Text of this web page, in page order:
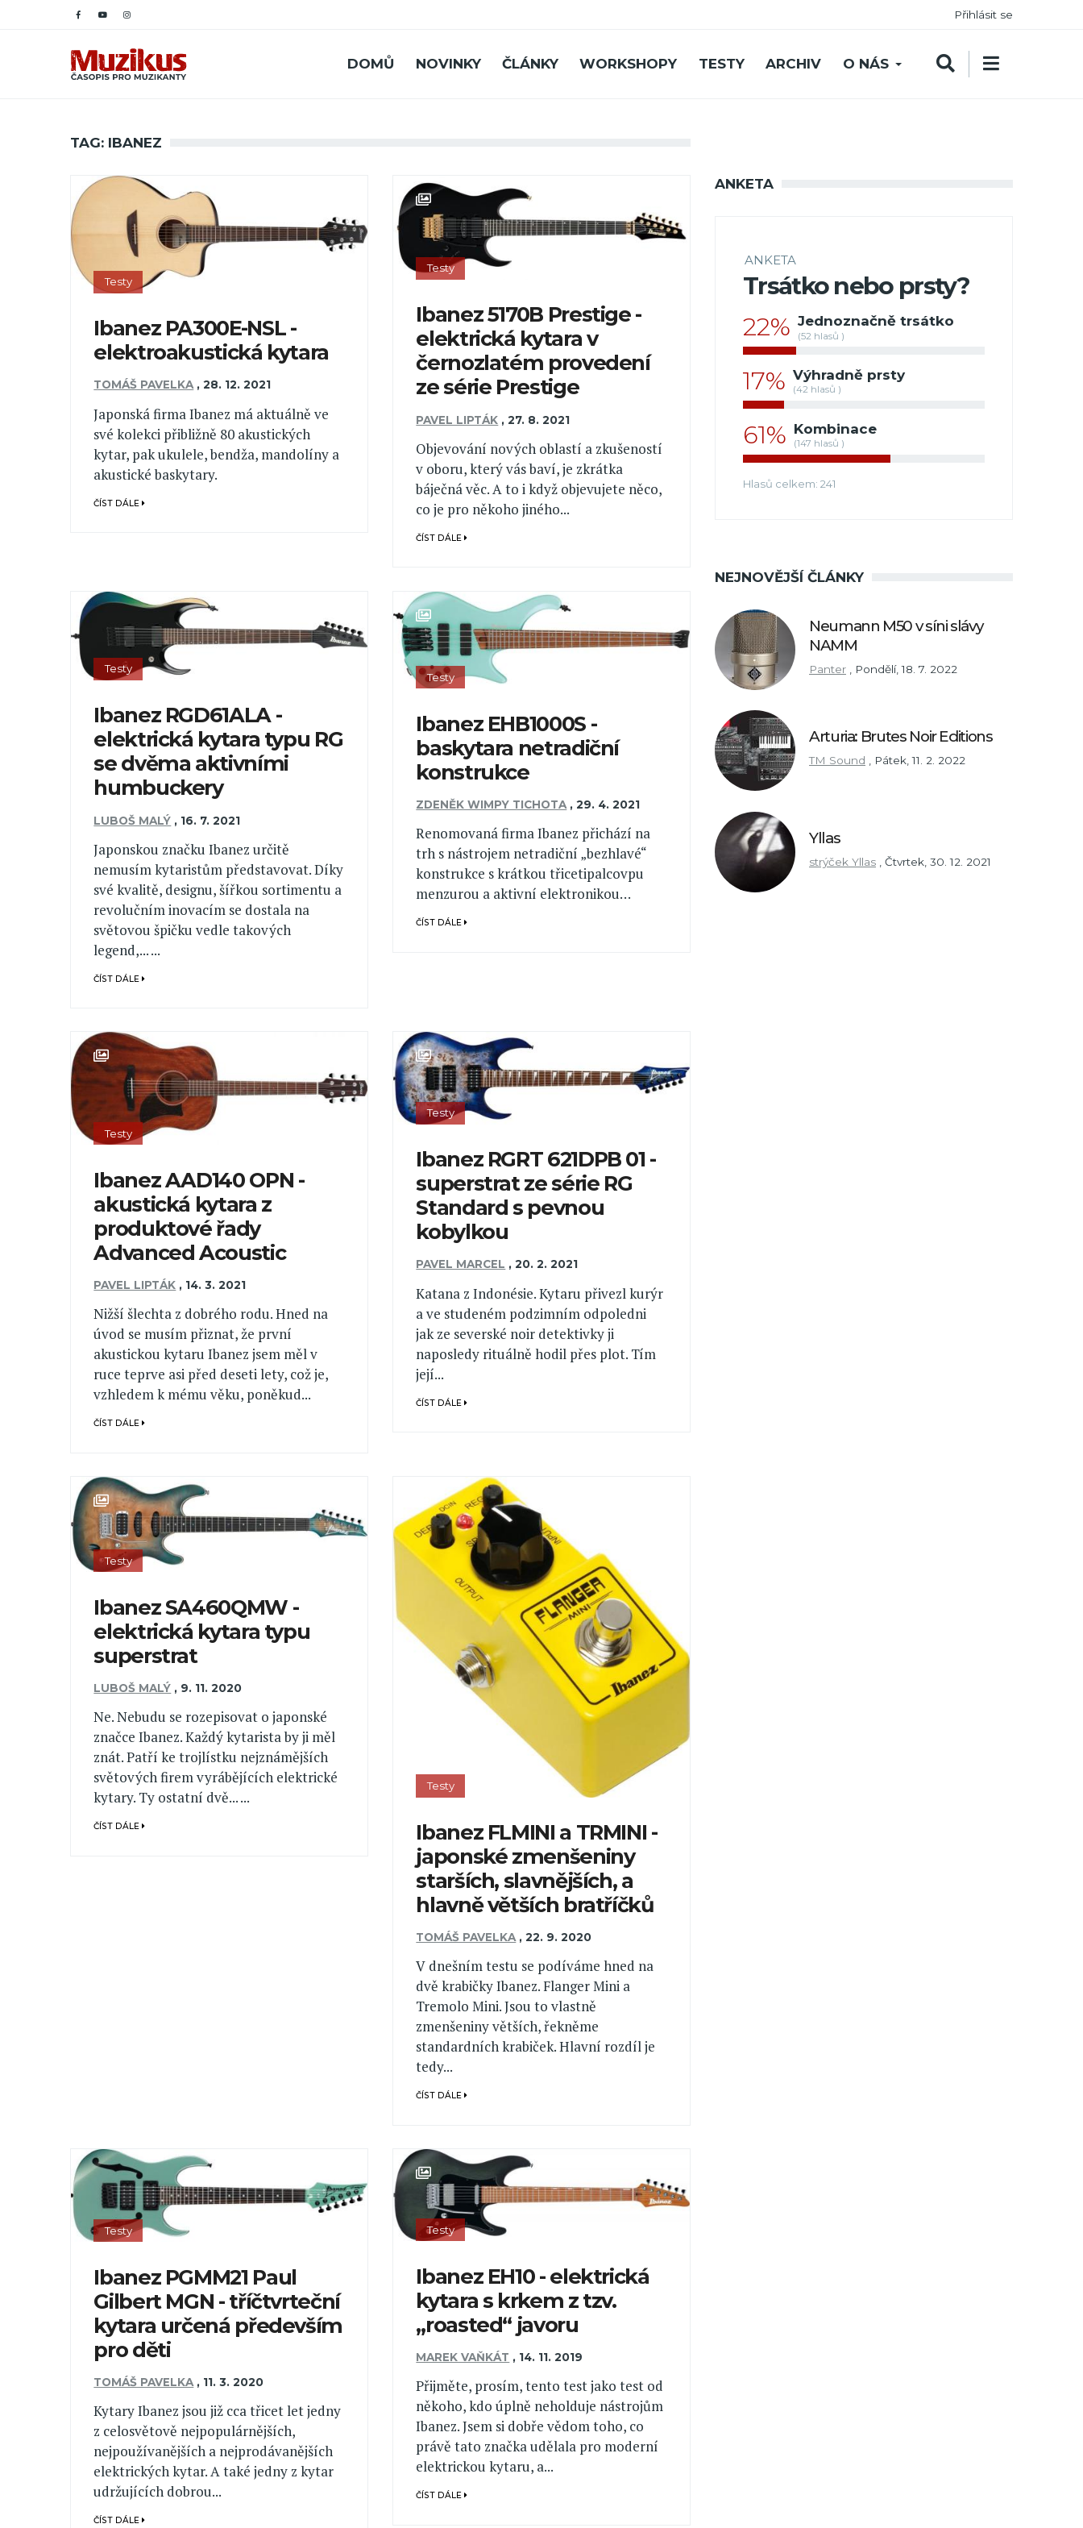
Přihlásit se
DOMŮ NOVINKY ČLÁNKY WORKSHOPY TESTY ARCHIV O NÁS
TAG: IBANEZ
Testy
Ibanez PA300E-NSL -
elektroakustická kytara
TOMÁŠ PAVELKA ,28. 12. 2021
Japonská firma Ibanez má aktuálně ve
své kolekci přibližně 80 akustických
kytar, pak ukulele, bendža, mandolíny a
akustické baskytary.
ČÍST DÁLE
Testy
Ibanez 5170B Prestige -
elektrická kytara v
černozlatém provedení
ze série Prestige
PAVEL LIPTÁK ,27. 8. 2021
Objevování nových oblastí a zkušeností
v oboru, který vás baví, je zkrátka
báječná věc. A to i když objevujete něco,
co je pro někoho jiného...
ČÍST DÁLE
Testy
Ibanez RGD61ALA -
elektrická kytara typu RG
se dvěma aktivními
humbuckery
LUBOŠ MALÝ , 16. 7. 2021
Japonskou značku Ibanez určitě
nemusím kytaristům představovat. Díky
své kvalitě, designu, šířkou sortimentu a
revolučním inovacím se dostala na
světovou špičku vedle takových
legend,... ...
ČÍST DÁLE
Testy
Ibanez EHB1000S -
baskytara netradiční
konstrukce
ZDENĚK WIMPY TICHOTA ,29. 4. 2021
Renomovaná firma Ibanez přichází na
trh s nástrojem netradiční „bezhlavé“
konstrukce s krátkou třicetipalcovpu
menzurou a aktivní elektronikou…
ČÍST DÁLE
Testy
Ibanez AAD140 OPN -
akustická kytara z
produktové řady
Advanced Acoustic
PAVEL LIPTÁK , 14. 3. 2021
Nižší šlechta z dobrého rodu. Hned na
úvod se musím přiznat, že první
akustickou kytaru Ibanez jsem měl v
ruce teprve asi před deseti lety, což je,
vzhledem k mému věku, poněkud...
ČÍST DÁLE
Testy
Ibanez RGRT 621DPB 01 -
superstrat ze série RG
Standard s pevnou
kobylkou
PAVEL MARCEL ,20. 2. 2021
Katana z Indonésie. Kytaru přivezl kurýr
a ve studeném podzimním odpoledni
jak ze severské noir detektivky ji
naposledy rituálně hodil přes plot. Tím
její...
ČÍST DÁLE
Testy
Ibanez SA460QMW -
elektrická kytara typu
superstrat
LUBOŠ MALÝ , 9. 11. 2020
Ne. Nebudu se rozepisovat o japonské
značce Ibanez. Každý kytarista by ji měl
znát. Patří ke trojlístku nejznámějších
světových firem vyrábějících elektrické
kytary. Ty ostatní dvě... ...
ČÍST DÁLE
Testy
Ibanez FLMINI a TRMINI -
japonské zmenšeniny
starších, slavnějších, a
hlavně větších bratříčků
TOMÁŠ PAVELKA ,22. 9. 2020
V dnešním testu se podíváme hned na
dvě krabičky Ibanez. Flanger Mini a
Tremolo Mini. Jsou to vlastně
zmenšeniny větších, řekněme
standardních krabiček. Hlavní rozdíl je
tedy...
ČÍST DÁLE
Testy
Ibanez PGMM21 Paul
Gilbert MGN - tříčtvrteční
kytara určená především
pro děti
TOMÁŠ PAVELKA , 11. 3. 2020
Kytary Ibanez jsou již cca třicet let jedny
z celosvětově nejpopulárnějších,
nejpoužívanějších a nejprodávanějších
elektrických kytar. A také jedny z kytar
udržujících dobrou...
ČÍST DÁLE
Testy
Ibanez EH10 - elektrická
kytara s krkem z tzv.
„roasted“ javoru
MAREK VAŇKÁT , 14. 11. 2019
Přijměte, prosím, tento test jako test od
někoho, kdo úplně neholduje nástrojům
Ibanez. Jsem si dobře vědom toho, co
právě tato značka udělala pro moderní
elektrickou kytaru, a...
ČÍST DÁLE
ANKETA
ANKETA
Trsátko nebo prsty?
22% Jednoznačně trsátko
(52 hlasů )
17% Výhradně prsty
(42 hlasů )
61% Kombinace
(147 hlasů )
Hlasů celkem: 241
NEJNOVĚJŠÍ ČLÁNKY
Neumann M50 v síni slávy
NAMM
Panter Pondělí, 18. 7. 2022
Arturia: Brutes Noir Editions
TM Sound , Pátek, 11. 2. 2022
Yllas
strýček Yllas Čtvrtek, 30. 12. 2021